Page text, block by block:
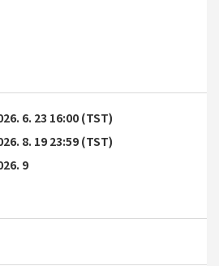
6. 23 16:00 (TST)
8. 19 23:59 (TST)
9